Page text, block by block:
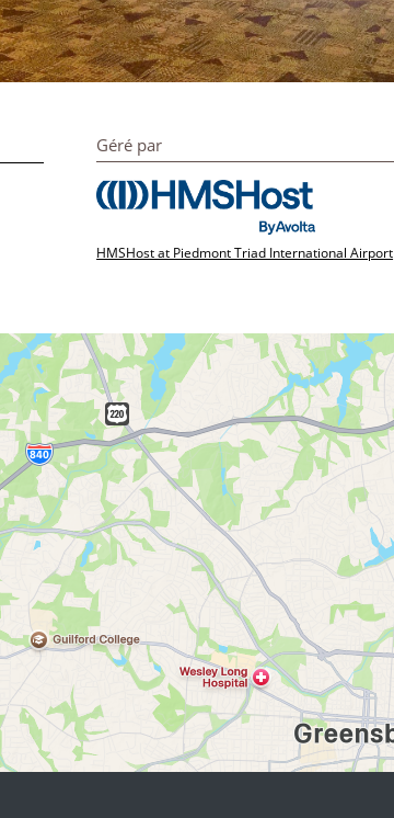
Géré par
HMSHost at Piedmont Triad International Airport